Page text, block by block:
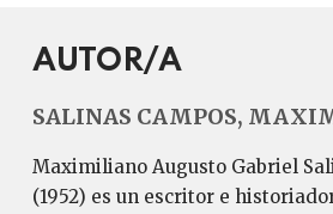
AUTOR/A
SALINAS CAMPOS,
Maximiliano Augusto Gabriel
(1952) es un escritor e